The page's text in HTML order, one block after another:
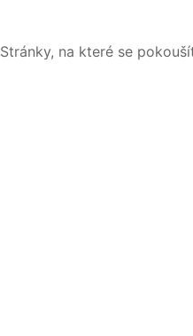
Stránky, na které se